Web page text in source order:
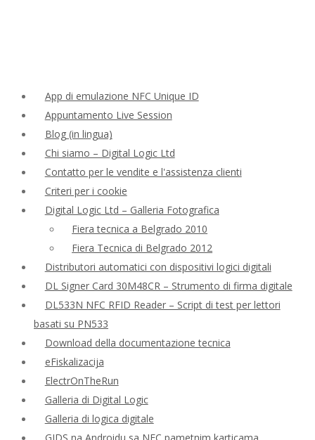
App di emulazione NFC Unique ID
Appuntamento Live Session
Blog (in lingua)
Chi siamo – Digital Logic Ltd
Contatto per le vendite e l'assistenza clienti
Criteri per i cookie
Digital Logic Ltd – Galleria Fotografica
Fiera tecnica a Belgrado 2010
Fiera Tecnica di Belgrado 2012
Distributori automatici con dispositivi logici digitali
DL Signer Card 30M48CR – Strumento di firma digitale
DL533N NFC RFID Reader – Script di test per lettori
basati su PN533
Download della documentazione tecnica
eFiskalizacija
ElectrOnTheRun
Galleria di Digital Logic
Galleria di logica digitale